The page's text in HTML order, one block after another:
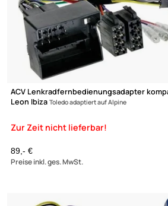
Zur Zeit nicht
ACV Lenkradfernbedienungsadapter
Leon Ibiza Toledo adaptiert auf Clarion
89,- €